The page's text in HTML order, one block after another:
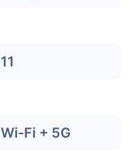
11
Wi-Fi + 5G